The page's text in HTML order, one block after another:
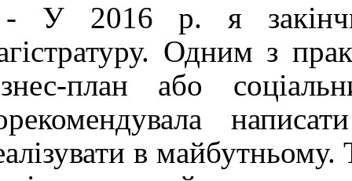
- У 2016 р. я
Одним з
план або
в